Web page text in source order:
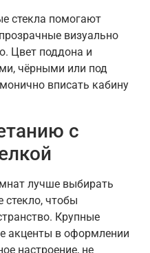
стекла помогают
визуально
Цвет поддона и
чёрными или под
вписать кабину
с
лучше выбирать
стекло, чтобы
Крупные
акценты в оформлении
настроение, не